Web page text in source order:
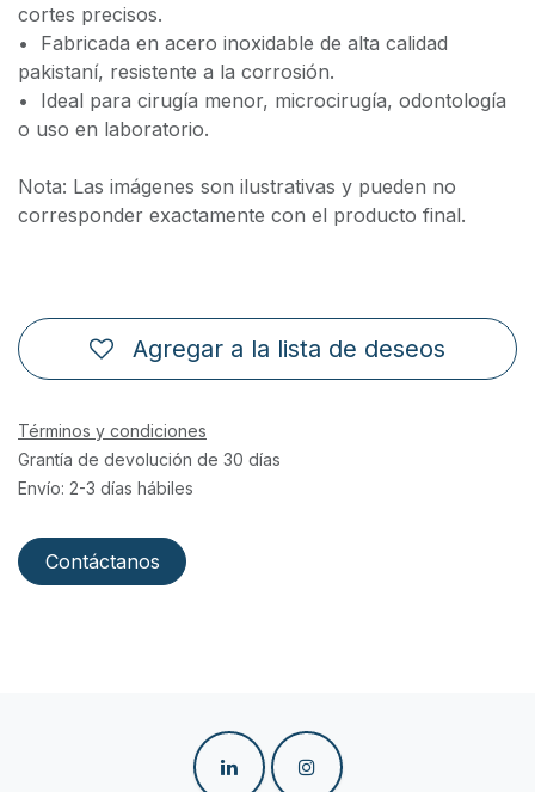
cortes precisos.
•⁠ ⁠Fabricada en acero inoxidable de alta calidad
pakistaní, resistente a la corrosión.
•⁠ ⁠Ideal para cirugía menor, microcirugía, odontología
o uso en laboratorio.
Nota: Las imágenes son ilustrativas y pueden no
corresponder exactamente con el producto final.
Agregar a la lista de deseos
Términos y condiciones
Grantía de devolución de 30 días
Envío: 2-3 días hábiles
Contáctanos